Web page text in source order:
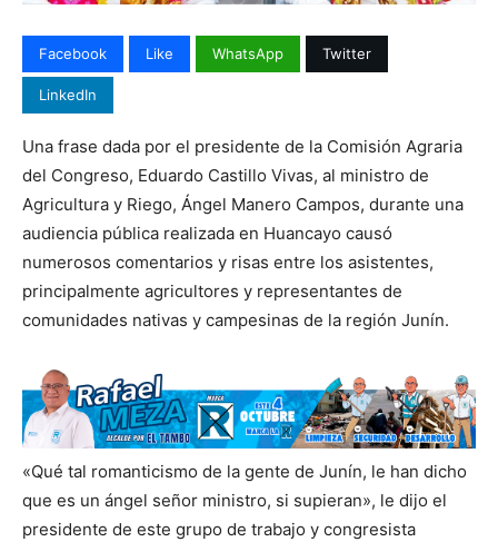
Facebook Like WhatsApp Twitter
LinkedIn
Una frase dada por el presidente de la Comisión Agraria
del Congreso, Eduardo Castillo Vivas, al ministro de
Agricultura y Riego, Ángel Manero Campos, durante una
audiencia pública realizada en Huancayo causó
numerosos comentarios y risas entre los asistentes,
principalmente agricultores y representantes de
comunidades nativas y campesinas de la región Junín.
«Qué tal romanticismo de la gente de Junín, le han dicho
que es un ángel señor ministro, si supieran», le dijo el
presidente de este grupo de trabajo y congresista